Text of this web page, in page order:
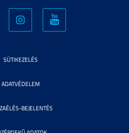
SÜTIKEZELÉS
ADATVÉDELEM
BEJELENTÉS